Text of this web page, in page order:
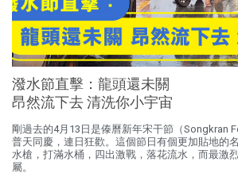
潑水節直擊：龍頭還未關
昂然流下去 清洗你小宇宙
剛過去的4月13日是傣曆新年宋干節（Songkran
普天同慶，連日狂歡。這個節日有個更加貼地的
水槍，打滿水桶，四出激戰，落花流水，而最激
屬。